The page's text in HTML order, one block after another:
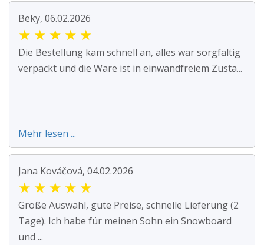
Beky, 06.02.2026
★ ★ ★ ★ ★
Die Bestellung kam schnell an, alles war sorgfältig
verpackt und die Ware ist in einwandfreiem Zusta...
Mehr lesen ...
Jana Kováčová, 04.02.2026
★ ★ ★ ★ ★
Große Auswahl, gute Preise, schnelle Lieferung (2
Tage). Ich habe für meinen Sohn ein Snowboard
und ...